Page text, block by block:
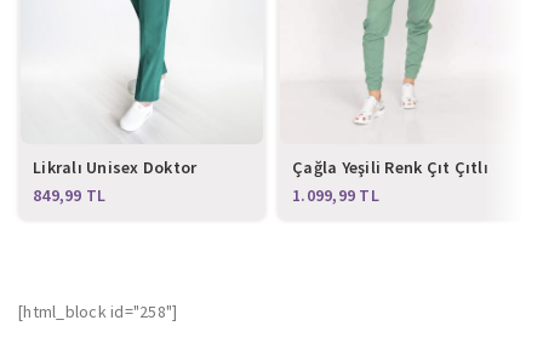
Likralı Unisex Doktor
Hemşire Forması Yeşil
TL
Çağla Yeşili Renk Çıt Çıtlı
Hakim Yaka Soft Likra
Doktor, Hemşire, Hastane,
TL
[html_block id="258"]